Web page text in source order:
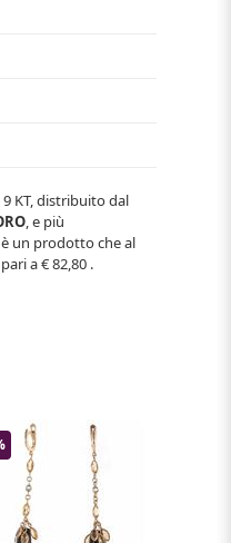
KT, distribuito dal
, e più
è un prodotto che al
a€ 82,80 .